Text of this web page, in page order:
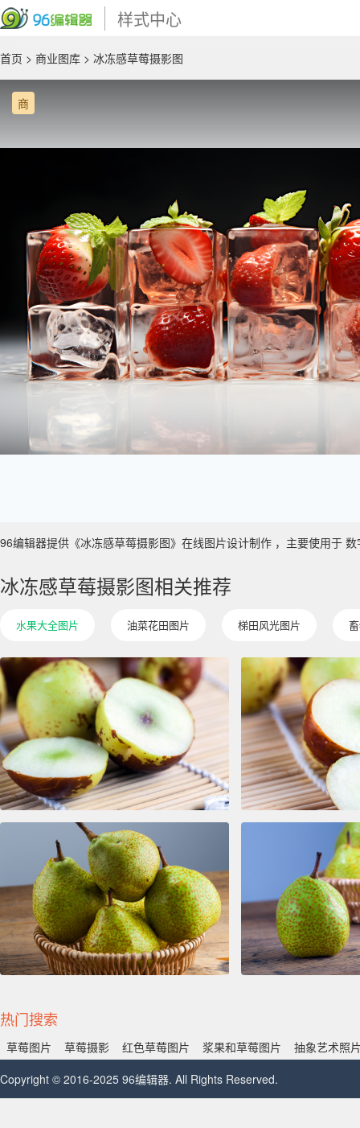
样式中心
首页 > 商业图库 > 冰冻感草莓摄影图
商
96编辑器提供《冰冻感草莓摄影图》在线图片设计制作 ，主要使用于
冰冻感草莓摄影图相关推荐
水果大全图片 油菜花田图片 梯田风光图片
热门搜索
草莓图片 草莓摄影 红色草莓图片 浆果和草莓图片
抽象艺术照
Copyright © 2016-2025 96编辑器. All Rights Reserved.